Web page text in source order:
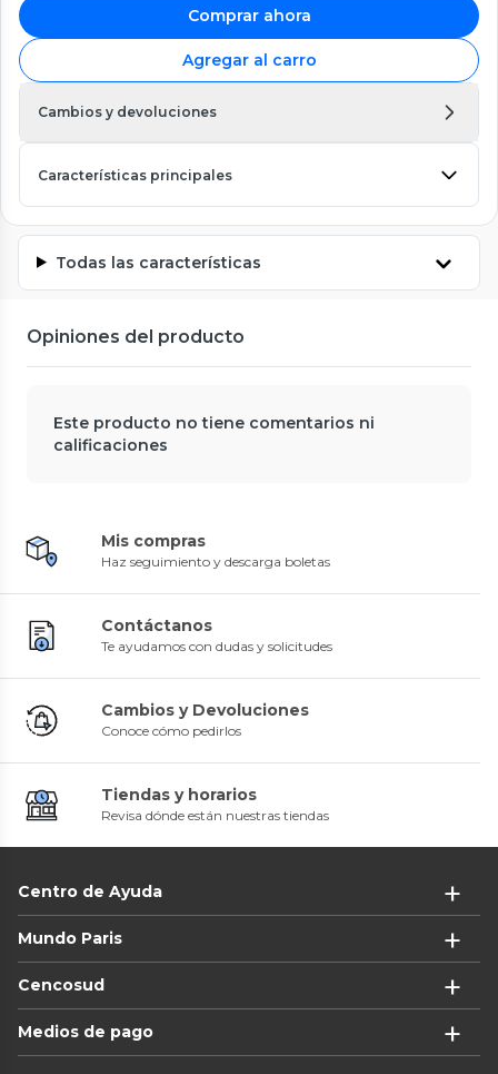
Comprar ahora
Agregar al carro
Cambios y devoluciones
Características principales
Todas las características
Opiniones del producto
Este producto no tiene comentarios ni
calificaciones
Mis compras
Haz seguimiento y descarga boletas
Contáctanos
Te ayudamos con dudas y solicitudes
Cambios y Devoluciones
Conoce cómo pedirlos
Tiendas y horarios
Revisa dónde están nuestras tiendas
Centro de Ayuda
Mundo Paris
Cencosud
Medios de pago